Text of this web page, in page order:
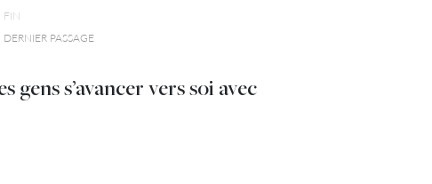
FIN
DERNIER PASSAGE
s’avancer vers soi avec